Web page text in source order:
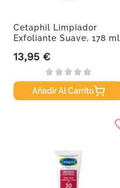
Cetaphil Limpiador
Exfoliante Suave, 178 ml
Precio
13,95 €
Añadir Al Carrito